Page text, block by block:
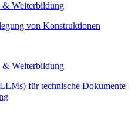
& Weiterbildung
von Konstruktionen
& Weiterbildung
für technische Dokumente